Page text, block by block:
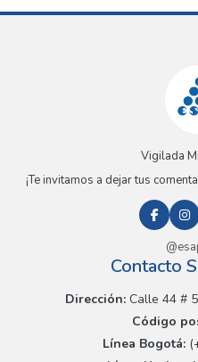
Vigilada
¡Te invitamos a dejar tus
Contacto
Dirección:Calle 44 #
Código
Línea Bogotá: